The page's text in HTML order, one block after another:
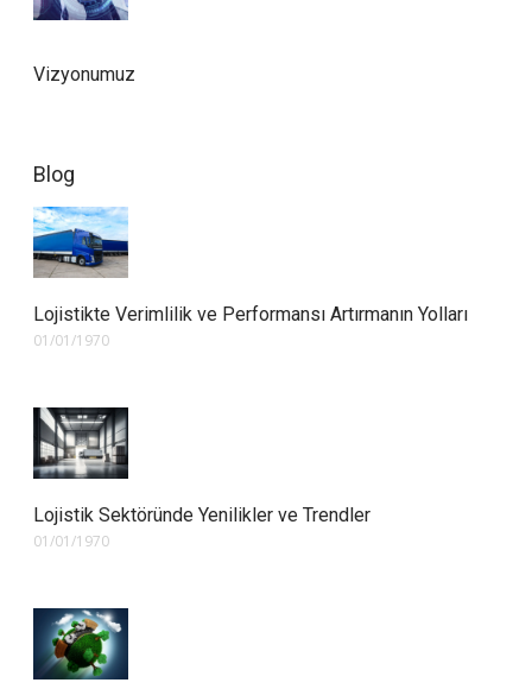
Vizyonumuz
Blog
Lojistikte Verimlilik ve Performansı Artırmanın Yolları
01/01/1970
Lojistik Sektöründe Yenilikler ve Trendler
01/01/1970